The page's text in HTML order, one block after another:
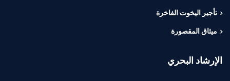
تأجير اليخوت الفاخرة
ميثاق المقصورة
الإرشاد البحري